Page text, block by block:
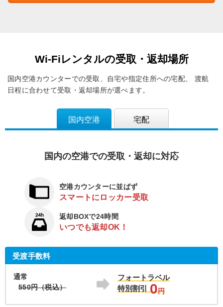
Wi-Fiレンタルの受取・返却場所
国内空港カウンターでの受取、自宅や指定住所への宅配、
渡航
日程に合わせて受取・返却場所が選べます。
国内空港 宅配
国内の空港での受取・返却に対応
空港カウンターに並ばず
スマートにロッカー受取
返却BOXで24時間
いつでも返却OK！
受渡手数料
通常
550円（税込）
フォートラベル
特別割引
0円